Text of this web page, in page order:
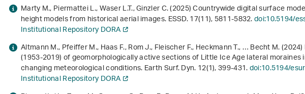
Marty M., Piermattei L., Waser L.T., Ginzler C. (2025) Countrywide digital surface
height models from historical aerial images. ESSD.17(11), 5811-5832.doi:10.5194/
Institutional Repository DORA
Altmann M., Pfeiffer M., Haas F., Rom J., Fleischer F., Heckmann T., … Becht M.
(1953-2019) of geomorphologically active sections of Little Ice Age lateral
changing meteorological conditions. Earth Surf. Dyn.12(1), 399-431.doi:10.5194/
Institutional Repository DORA